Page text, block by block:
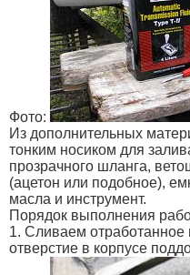
Фото:
Из дополнительных
тонким носиком для
прозрачного шланга,
(ацетон или подобное),
масла и инструмент.
Порядок выполнения
1. Сливаем отработанное
отверстие в корпусе